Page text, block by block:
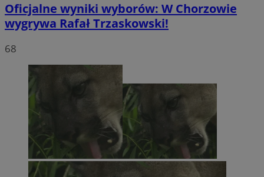
Oficjalne wyniki wyborów: W Chorzowie
wygrywa Rafał Trzaskowski!
68